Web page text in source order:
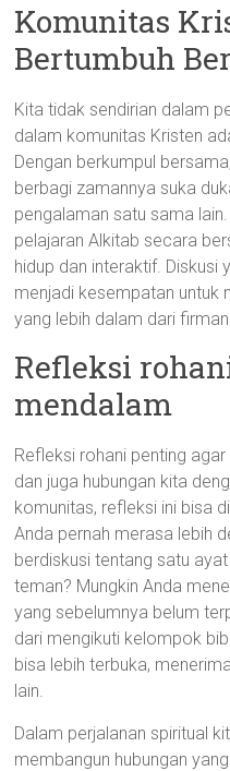
Komunitas
Bertumbuh
Kita tidak sendirian dalam
dalam komunitas Kristen
Dengan berkumpul
berbagi zamannya suka
pengalaman satu sama
pelajaran Alkitab secara
hidup dan interaktif. Diskusi
menjadi kesempatan untuk
yang lebih dalam dari firman
Refleksi
mendalam
Refleksi rohani penting
dan juga hubungan kita
komunitas, refleksi ini bisa
Anda pernah merasa lebih
berdiskusi tentang satu
teman? Mungkin Anda
yang sebelumnya belum
dari mengikuti kelompok
bisa lebih terbuka,
lain.
Dalam perjalanan spiritual
membangun hubungan